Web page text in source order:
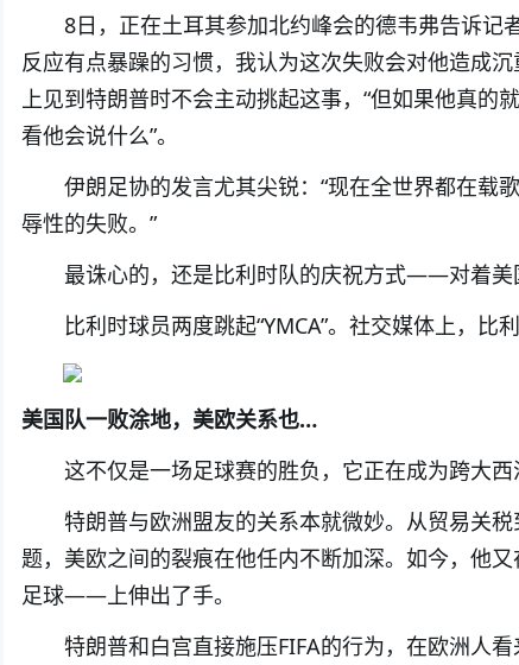
8日，正在土耳其参加北约峰会的德韦弗告诉记
反应有点暴躁的习惯，我认为这次失败会对他造成
上见到特朗普时不会主动挑起这事，“但如果他真的
看他会说什么”。
伊朗足协的发言尤其尖锐：“现在全世界都在载
辱性的失败。”
最诛心的，还是比利时队的庆祝方式——对着美
比利时球员两度跳起“YMCA”。社交媒体上，比
美国队一败涂地，美欧关系也…
这不仅是一场足球赛的胜负，它正在成为跨大西
特朗普与欧洲盟友的关系本就微妙。从贸易关
题，美欧之间的裂痕在他任内不断加深。如今，他
足球——上伸出了手。
特朗普和白宫直接施压FIFA的行为，在欧洲人